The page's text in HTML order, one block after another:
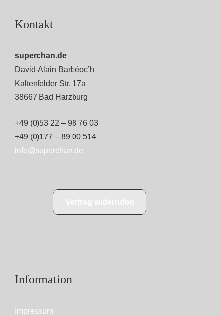
Kontakt
superchan.de
David-Alain Barbéoc’h
Kaltenfelder Str. 17a
38667 Bad Harzburg
+49 (0)53 22 – 98 76 03
+49 (0)177 – 89 00 514
info@superchan.de
Information
Impressum